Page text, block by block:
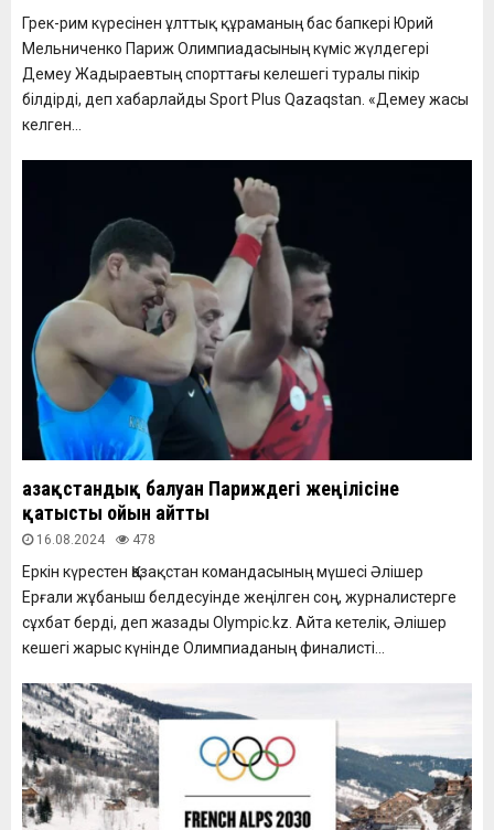
Грек-рим күресінен ұлттық құраманың бас бапкері Юрий
Мельниченко Париж Олимпиадасының күміс жүлдегері
Демеу Жадыраевтың спорттағы келешегі туралы пікір
білдірді, деп хабарлайды Sport Plus Qazaqstan. «Демеу жасы
келген...
Қазақстандық балуан Париждегі жеңілісіне
қатысты ойын айтты
16.08.2024 478
Еркін күрестен Қазақстан командасының мүшесі Әлішер
Ерғали жұбаныш белдесуінде жеңілген соң, журналистерге
сұхбат берді, деп жазады Olympic.kz. Айта кетелік, Әлішер
кешегі жарыс күнінде Олимпиаданың финалисті...